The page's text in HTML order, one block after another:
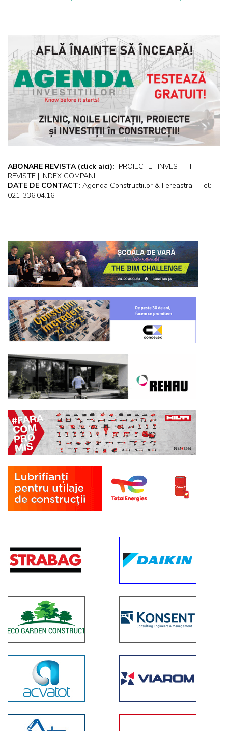
ABONARE REVISTA (click aici): PROIECTE | INVESTITII |
REVISTE | INDEX COMPANII
DATE DE CONTACT: Agenda Constructiilor & Fereastra - Tel:
021-336.04.16